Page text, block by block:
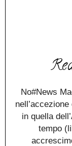
No#News
in quella
tempo